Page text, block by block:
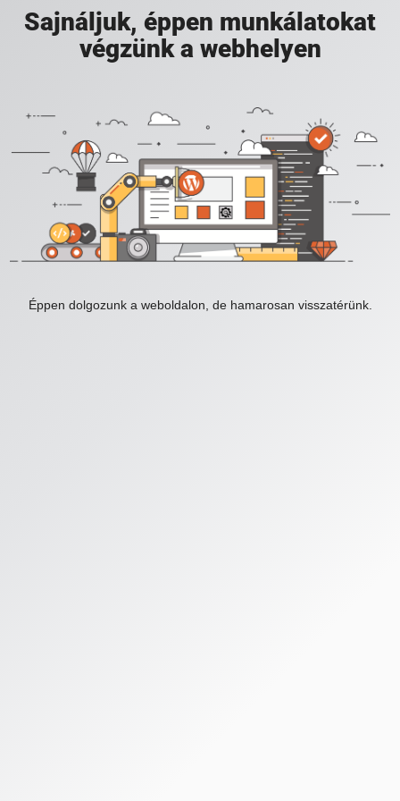
Sajnáljuk, éppen munkálatokat
végzünk a webhelyen
Éppen dolgozunk a weboldalon, de hamarosan visszatérünk.